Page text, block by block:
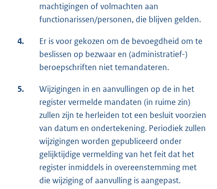
machtigingen of volmachten aan
functionarissen/personen, die blijven gelden.
4.
Er is voor gekozen om de bevoegdheid om te
beslissen op bezwaar en (administratief-)
beroepschriften niet temandateren.
5.
Wijzigingen in en aanvullingen op de in het
register vermelde mandaten (in ruime zin)
zullen zijn te herleiden tot een besluit voorzien
van datum en ondertekening. Periodiek zullen
wijzigingen worden gepubliceerd onder
gelijktijdige vermelding van het feit dat het
register inmiddels in overeenstemming met
die wijziging of aanvulling is aangepast.